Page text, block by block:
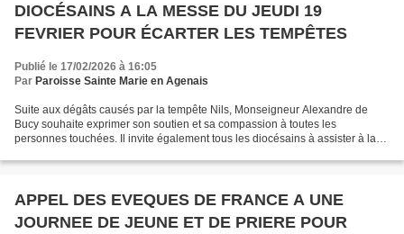
DIOCÉSAINS A LA MESSE DU JEUDI 19
FEVRIER POUR ÉCARTER LES TEMPÊTES
Publié le 17/02/2026 à 16:05
Par Paroisse Sainte Marie en Agenais
Suite aux dégâts causés par la tempête Nils, Monseigneur Alexandre de
Bucy souhaite exprimer son soutien et sa compassion à toutes les
personnes touchées. Il invite également tous les diocésains à assister à la
APPEL DES EVEQUES DE FRANCE A UNE
JOURNEE DE JEUNE ET DE PRIERE POUR